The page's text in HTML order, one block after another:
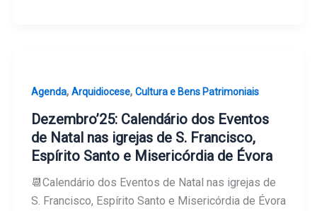
Agenda, Arquidiocese, Cultura e Bens Patrimoniais
Dezembro’25: Calendário dos Eventos
de Natal nas igrejas de S. Francisco,
Espírito Santo e Misericórdia de Évora
📆Calendário dos Eventos de Natal nas igrejas de
S. Francisco, Espírito Santo e Misericórdia de Évora